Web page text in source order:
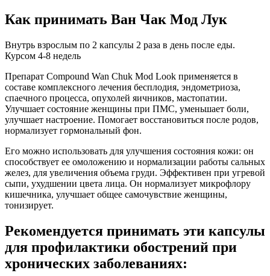
Как принимать Ван Чак Мод Лук
Внутрь взрослым по 2 капсулы 2 раза в день после еды.
Курсом 4-8 недель
Препарат Compound Wan Chuk Mod Look применяется в
составе комплексного лечения бесплодия, эндометриоза,
спаечного процесса, опухолей яичников, мастопатии.
Улучшает состояние женщины при ПМС, уменьшает боли,
улучшает настроение. Помогает восстановиться после родов,
нормализует гормональный фон.
Его можно использовать для улучшения состояния кожи: он
способствует ее омоложению и нормализации работы сальных
желез, для увеличения объема груди. Эффективен при угревой
сыпи, ухудшении цвета лица. Он нормализует микрофлору
кишечника, улучшает общее самочувствие женщины,
тонизирует.
Рекомендуется принимать эти капсулы
для профилактики обострений при
хронических заболеваниях: